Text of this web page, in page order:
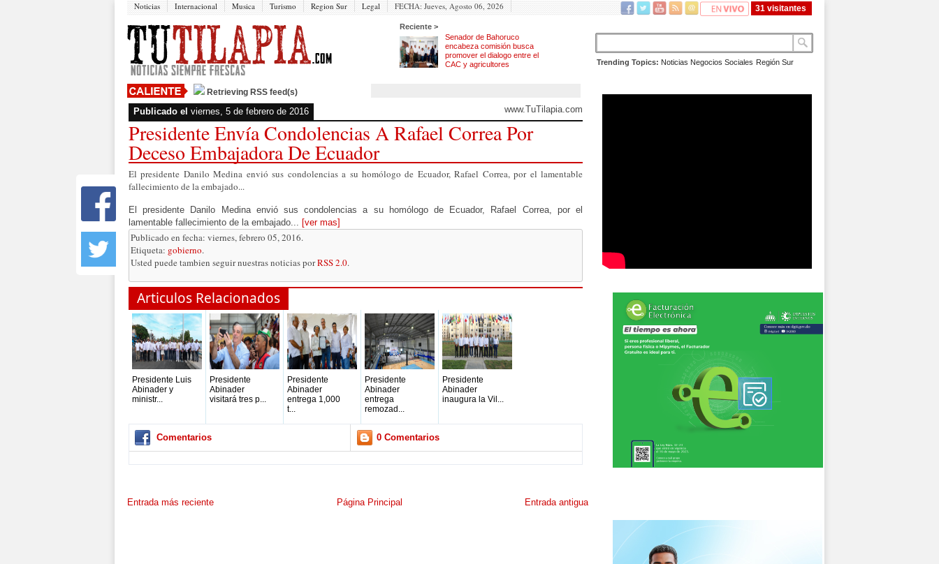
Noticias Internacional Musica Turismo Region Sur Legal FECHA: Jueves, Agosto 06, 2026 31 visitantes
Reciente >
Senador de Bahoruco
encabeza comisión busca
promover el dialogo entre el
CAC y agricultores
Trending Topics: Noticias Negocios Sociales Región Sur
Retrieving RSS feed(s)
Publicado el viernes, 5 de febrero de 2016 www.TuTilapia.com
Presidente Envía Condolencias A Rafael Correa Por
Deceso Embajadora De Ecuador
El presidente Danilo Medina envió sus condolencias a su homólogo de Ecuador, Rafael Correa, por el lamentable
fallecimiento de la embajado...
El presidente Danilo Medina envió sus condolencias a su homólogo de Ecuador, Rafael Correa, por el
lamentable fallecimiento de la embajado... [ver mas]
Publicado en fecha: viernes, febrero 05, 2016.
Etiqueta: gobierno.
Usted puede tambien seguir nuestras noticias porRSS 2.0.
Articulos Relacionados
Presidente Luis
Abinader y
ministr...
Presidente
Abinader
visitará tres p...
Presidente
Abinader
entrega 1,000
t...
Presidente
Abinader
entrega
remozad...
Presidente
Abinader
inaugura la Vil...
Comentarios 0 Comentarios
Entrada más reciente Entrada antigua
Página Principal